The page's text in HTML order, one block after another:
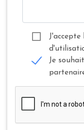
J'accepte
Je